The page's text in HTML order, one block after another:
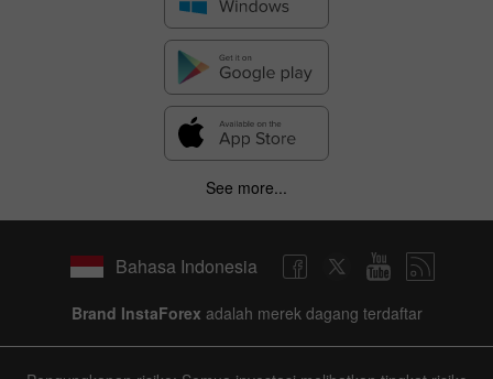
See more...
Bahasa Indonesia
Brand InstaForex adalah merek dagang terdaftar